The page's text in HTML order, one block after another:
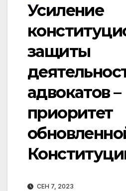
Усиление
защиты
адвокатов –
приоритет
СЕН 7, 2023